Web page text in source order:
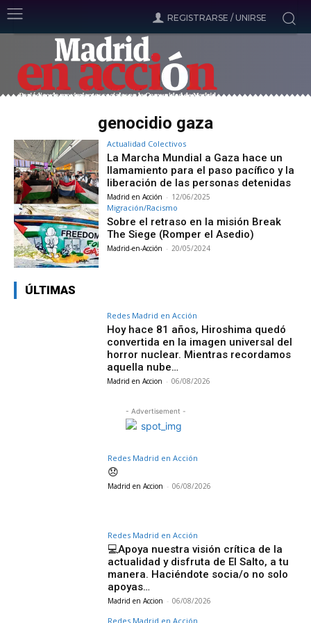
REGISTRARSE / UNIRSE
genocidio gaza
Actualidad Colectivos
La Marcha Mundial a Gaza hace un
llamamiento para el paso pacífico y la
liberación de las personas detenidas
Madrid en Acción - 12/06/2025
Migración/Racismo
Sobre el retraso en la misión Break
The Siege (Romper el Asedio)
Madrid-en-Acción - 20/05/2024
ÚLTIMAS
Redes Madrid en Acción
Hoy hace 81 años, Hiroshima quedó
convertida en la imagen universal del
horror nuclear. Mientras recordamos
aquella nube…
Madrid en Accion - 06/08/2026
- Advertisement -
Redes Madrid en Acción
😞
Madrid en Accion - 06/08/2026
Redes Madrid en Acción
💻Apoya nuestra visión crítica de la
actualidad y disfruta de El Salto, a tu
manera. Haciéndote socia/o no solo
apoyas…
Madrid en Accion - 06/08/2026
Redes Madrid en Acción